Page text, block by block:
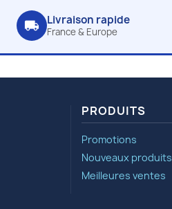
local_shipping Livraison rapide
France & Europe
PRODUITS
Promotions
Nouveaux produits
Meilleures ventes